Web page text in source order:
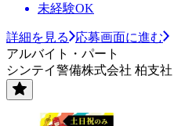
未経験OK
詳細を見る
応募画面に進む
アルバイト・パート
シンテイ警備株式会社 柏支